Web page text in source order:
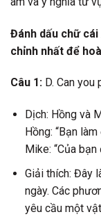
Đánh dấu chữ cái
chỉnh nhất để
Câu 1: D. Can
Dịch: Hồng và
Hồng: “Bạn
Mike: “Của bạn
Giải thích: Đây
ngày. Các
yêu cầu một